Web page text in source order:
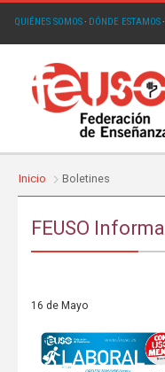
QUIÉNES SOMOS· DÓNDE ESTAMOS·
Inicio Boletines
FEUSO Informa
16 de Mayo